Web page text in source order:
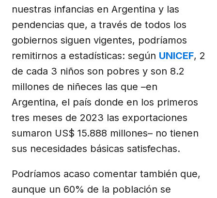
nuestras infancias en Argentina y las
pendencias que, a través de todos los
gobiernos siguen vigentes, podríamos
remitirnos a estadísticas: según UNICEF, 2
de cada 3 niños son pobres y son 8.2
millones de niñeces las que –en
Argentina, el país donde en los primeros
tres meses de 2023 las exportaciones
sumaron US$ 15.888 millones– no tienen
sus necesidades básicas satisfechas.
Podríamos acaso comentar también que,
aunque un 60% de la población se